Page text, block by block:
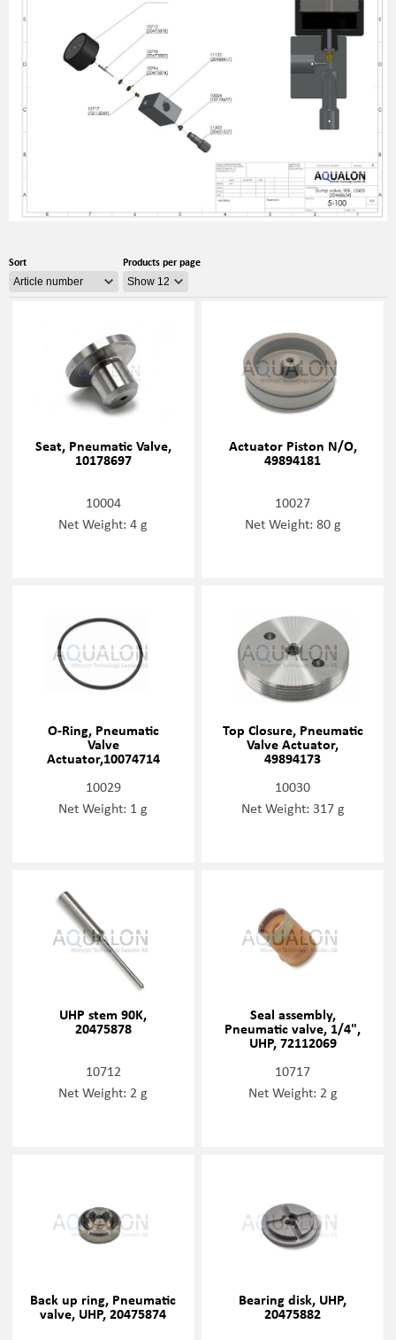
Sort Products per page
Seat, Pneumatic Valve,
10178697
10004
Net Weight: 4 g
Actuator Piston N/O,
49894181
10027
Net Weight: 80 g
O-Ring, Pneumatic
Valve
Actuator,10074714
10029
Net Weight: 1 g
Top Closure, Pneumatic
Valve Actuator,
49894173
10030
Net Weight: 317 g
UHP stem 90K,
20475878
10712
Net Weight: 2 g
Seal assembly,
Pneumatic valve, 1/4",
UHP, 72112069
10717
Net Weight: 2 g
Back up ring, Pneumatic
valve, UHP, 20475874
Bearing disk, UHP,
20475882